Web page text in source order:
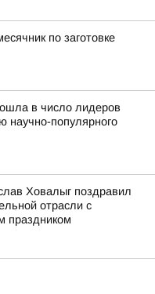
по заготовке
в число лидеров
научно-популярного
Ховалыг поздравил
отрасли с
праздником